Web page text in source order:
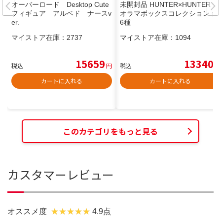
オーバーロード Desktop Cute
フィギュア アルベド ナースv
er.
マイストア在庫： 2737
税込 15659円
カートに入れる
未開封品 HUNTER×HUNTER ジ
オラマボックスコレクション 全
6種
マイストア在庫： 1094
税込 13340
カートに入れる
このカテゴリをもっと見る
カスタマーレビュー
オススメ度 4.9点